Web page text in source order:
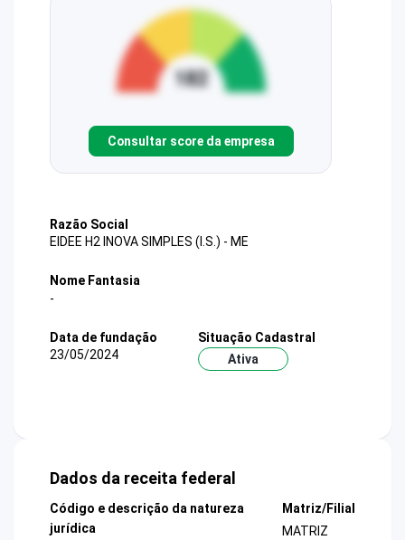
Consultar score da empresa
Razão Social
EIDEE H2 INOVA SIMPLES (I.S.) - ME
Nome Fantasia
-
Data de fundação
23/05/2024
Situação Cadastral
Ativa
Dados da receita federal
Código e descrição da natureza
jurídica
Matriz/Filial
MATRIZ